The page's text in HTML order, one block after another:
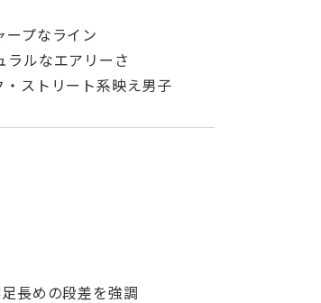
ープなライン
ラルなエアリーさ
ストリート系映え男子
長めの段差を強調